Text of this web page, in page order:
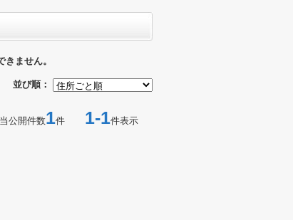
ません。
並び順：
公開件数1件 1-1件表示